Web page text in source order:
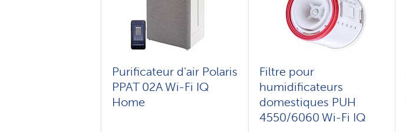
Purificateur d'air Polaris
PPAT 02A Wi-Fi IQ
Home
Filtre pour
humidificateurs
domestiques PUH
4550/6060 Wi-Fi IQ